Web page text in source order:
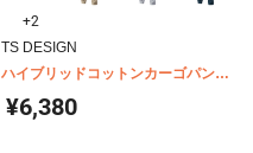
+2
TS DESIGN
ハイブリッドコットンカーゴパンツ
3614
¥6,380